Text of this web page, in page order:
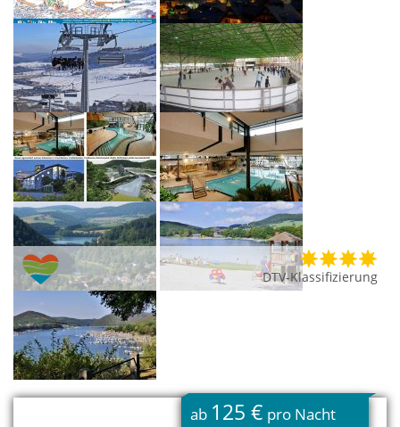
DTV-Klassifizierung
ab 125 € pro Nacht